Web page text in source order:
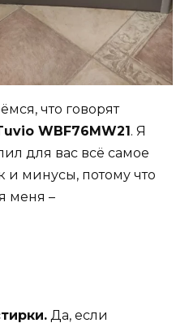
что говорят
WBF76MW21. Я
для вас всё самое
и минусы, потому что
меня –
Да, если